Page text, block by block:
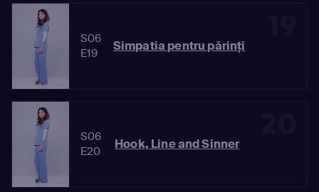
S06
E19
Simpatia pentru părinţi
S06
E20
Hook, Line and Sinner